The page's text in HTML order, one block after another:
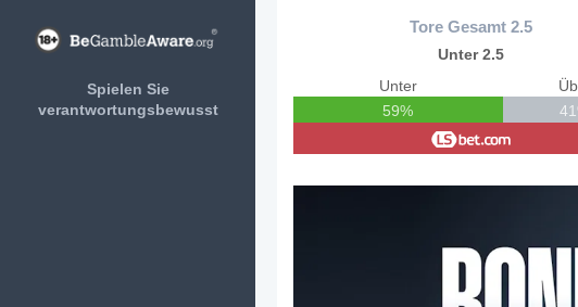
Spielen Sie
verantwortungsbewusst
Tore Gesamt 2.5
Unter 2.5
Unter
59%